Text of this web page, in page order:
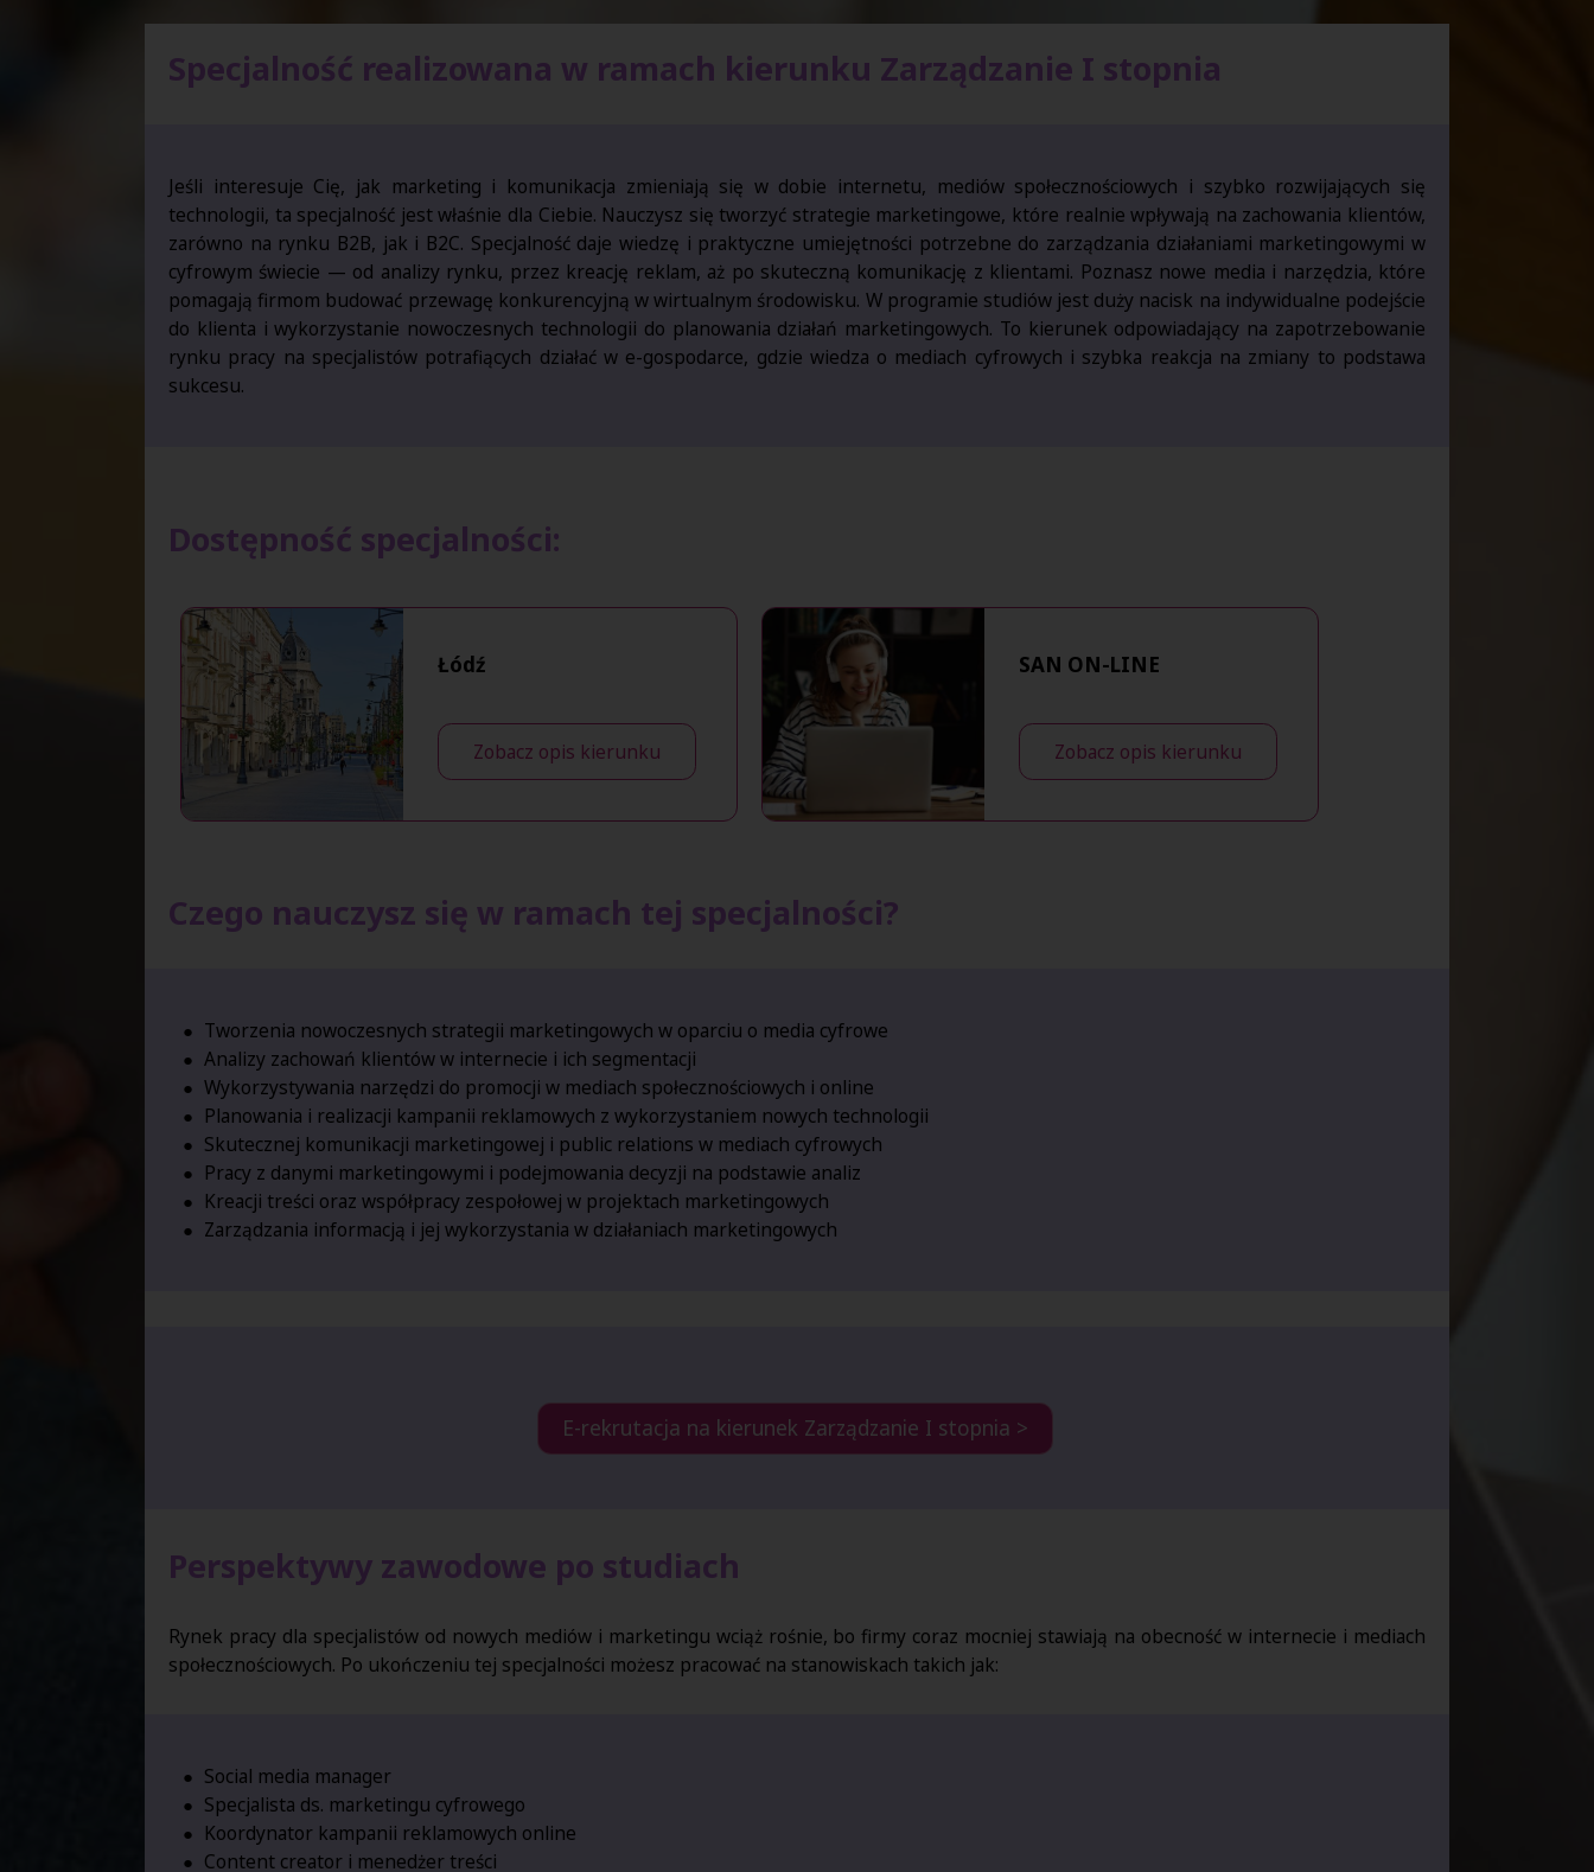
Specjalność realizowana w ramach kierunku Zarządzanie I stopnia
Jeśli interesuje Cię, jak marketing i komunikacja zmieniają się w dobie internetu, mediów społecznościowych i szybko rozwijających się
technologii, ta specjalność jest właśnie dla Ciebie. Nauczysz się tworzyć strategie marketingowe, które realnie wpływają na zachowania klientów,
zarówno na rynku B2B, jak i B2C. Specjalność daje wiedzę i praktyczne umiejętności potrzebne do zarządzania działaniami marketingowymi w
cyfrowym świecie — od analizy rynku, przez kreację reklam, aż po skuteczną komunikację z klientami. Poznasz nowe media i narzędzia, które
pomagają firmom budować przewagę konkurencyjną w wirtualnym środowisku. W programie studiów jest duży nacisk na indywidualne podejście
do klienta i wykorzystanie nowoczesnych technologii do planowania działań marketingowych. To kierunek odpowiadający na zapotrzebowanie
rynku pracy na specjalistów potrafiących działać w e-gospodarce, gdzie wiedza o mediach cyfrowych i szybka reakcja na zmiany to podstawa
sukcesu.
Dostępność specjalności:
Łódź
Zobacz opis kierunku
SAN ON-LINE
Zobacz opis kierunku
Czego nauczysz się w ramach tej specjalności?
Tworzenia nowoczesnych strategii marketingowych w oparciu o media cyfrowe
Analizy zachowań klientów w internecie i ich segmentacji
Wykorzystywania narzędzi do promocji w mediach społecznościowych i online
Planowania i realizacji kampanii reklamowych z wykorzystaniem nowych technologii
Skutecznej komunikacji marketingowej i public relations w mediach cyfrowych
Pracy z danymi marketingowymi i podejmowania decyzji na podstawie analiz
Kreacji treści oraz współpracy zespołowej w projektach marketingowych
Zarządzania informacją i jej wykorzystania w działaniach marketingowych
E-rekrutacja na kierunek Zarządzanie I stopnia >
Perspektywy zawodowe po studiach
Rynek pracy dla specjalistów od nowych mediów i marketingu wciąż rośnie, bo firmy coraz mocniej stawiają na obecność w internecie i mediach
społecznościowych. Po ukończeniu tej specjalności możesz pracować na stanowiskach takich jak:
Social media manager
Specjalista ds. marketingu cyfrowego
Koordynator kampanii reklamowych online
Content creator i menedżer treści